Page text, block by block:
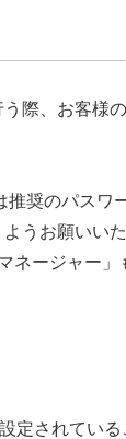
際、お客様
奨のパスワ
うお願いいた
ージャー」
されてい